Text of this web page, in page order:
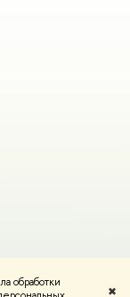
обработки
✖
Редактору